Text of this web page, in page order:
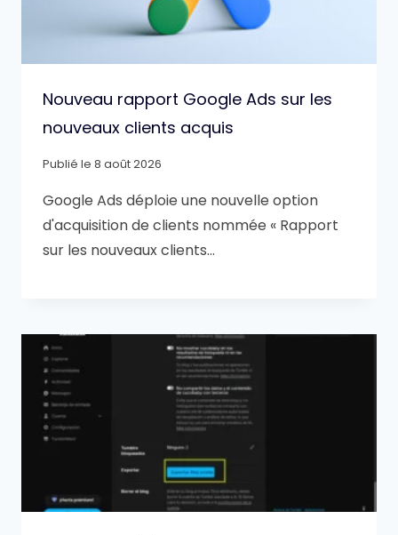
Nouveau rapport Google Ads sur les
nouveaux clients acquis
Publié le 8 août 2026
Google Ads déploie une nouvelle option
d'acquisition de clients nommée « Rapport
sur les nouveaux clients…